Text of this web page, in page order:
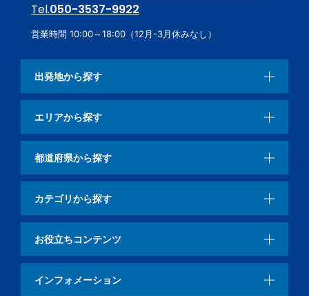
Tel.050-3537-9922
営業時間 10:00～18:00（12月-3月休みなし）
出発地から探す
エリアから探す
都道府県から探す
カテゴリから探す
お役立ちコンテンツ
インフォメーション